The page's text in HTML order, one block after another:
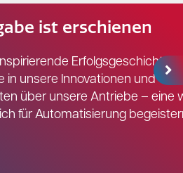
ist erschienen
Erfolgsgeschichten,
in unsere Innovationen und
über unsere Antriebe – eine
für Automatisierung